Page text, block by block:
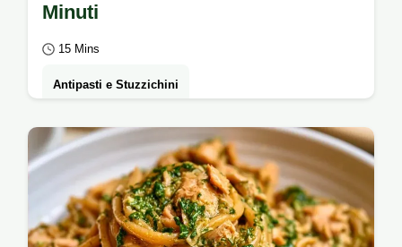
Minuti
15 Mins
Antipasti e Stuzzichini
Mozzarelline, pomodorini e basilico per
creare gli Spiedini mozzarella pomodorini
pesto.